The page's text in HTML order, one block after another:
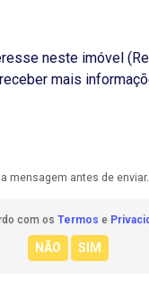
mensagem antes de enviar.
com os Termos e